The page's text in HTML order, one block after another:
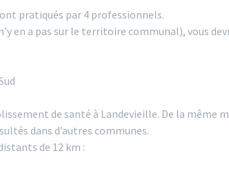
pratiqués par 4 professionnels.
en a pas sur le territoire communal), vous
de santé à Landevieille. De la même
dans d’autres communes.
de 12 km :